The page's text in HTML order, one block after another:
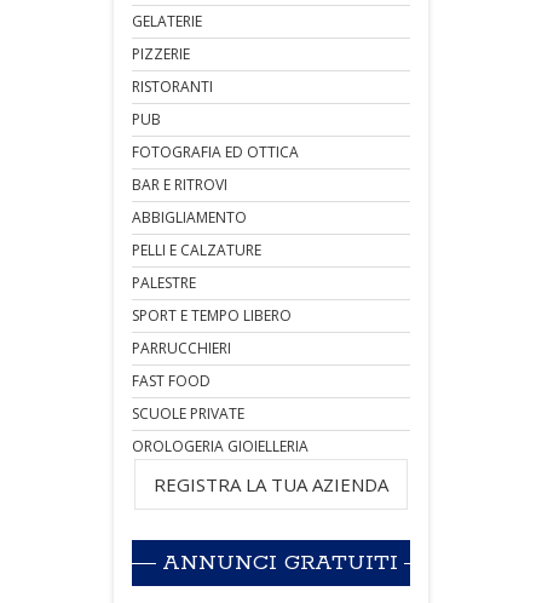
GELATERIE
PIZZERIE
RISTORANTI
PUB
FOTOGRAFIA ED OTTICA
BAR E RITROVI
ABBIGLIAMENTO
PELLI E CALZATURE
PALESTRE
SPORT E TEMPO LIBERO
PARRUCCHIERI
FAST FOOD
SCUOLE PRIVATE
OROLOGERIA GIOIELLERIA
REGISTRA LA TUA AZIENDA
ANNUNCI GRATUITI